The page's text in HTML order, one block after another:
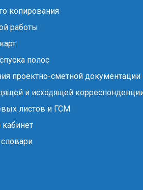
копирования
работы
полос
проектно-сметной документации
и исходящей
листов и ГСМ